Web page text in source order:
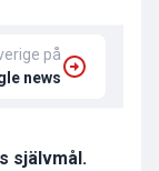
på
news
självmål.